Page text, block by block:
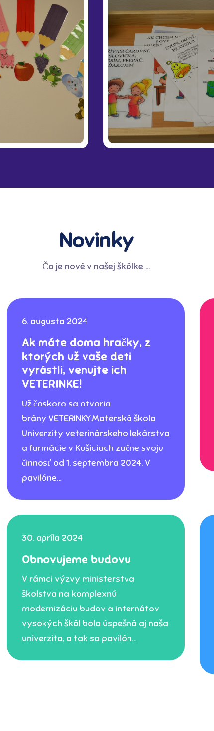
Novinky
Čo je nové v našej škôlke ...
6. augusta 2024
Ak máte doma hračky, z
ktorých už vaše deti
vyrástli, venujte ich
VETERINKE!
Už čoskoro sa otvoria
brány VETERINKY.Materská škola
Univerzity veterinárskeho lekárstva
a farmácie v Košiciach začne svoju
činnosť od 1. septembra 2024. V
pavilóne…
30. apríla 2024
Obnovujeme budovu
V rámci výzvy ministerstva
školstva na komplexnú
modernizáciu budov a internátov
vysokých škôl bola úspešná aj naša
univerzita, a tak sa pavilón…